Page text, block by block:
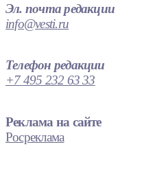
Эл. почта редакции
info@vesti.ru
Телефон редакции
+7 495 232 63 33
Реклама на сайте
Росреклама